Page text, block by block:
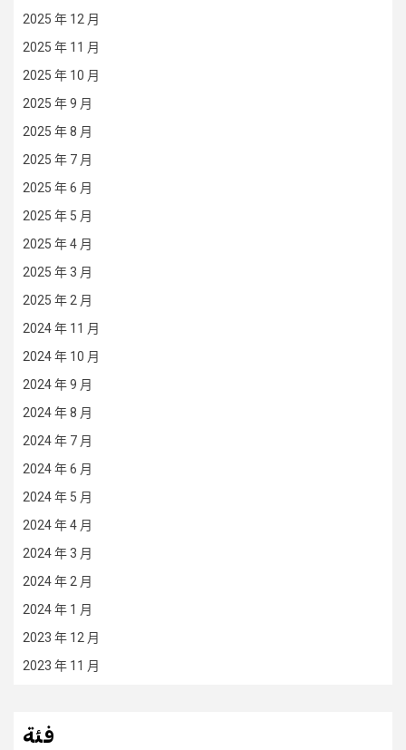
2025 年 12 月
2025 年 11 月
2025 年 10 月
2025 年 9 月
2025 年 8 月
2025 年 7 月
2025 年 6 月
2025 年 5 月
2025 年 4 月
2025 年 3 月
2025 年 2 月
2024 年 11 月
2024 年 10 月
2024 年 9 月
2024 年 8 月
2024 年 7 月
2024 年 6 月
2024 年 5 月
2024 年 4 月
2024 年 3 月
2024 年 2 月
2024 年 1 月
2023 年 12 月
2023 年 11 月
فئة